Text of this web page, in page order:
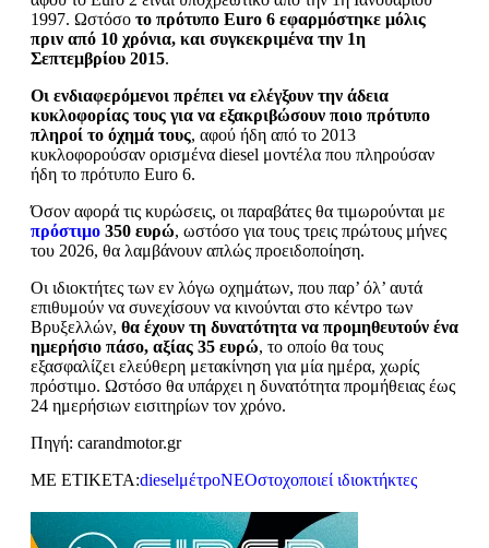
1997. Ωστόσο το πρότυπο Euro 6 εφαρμόστηκε μόλις
πριν από 10 χρόνια, και συγκεκριμένα την 1η
Σεπτεμβρίου 2015.
Οι ενδιαφερόμενοι πρέπει να ελέγξουν την άδεια
κυκλοφορίας τους για να εξακριβώσουν ποιο πρότυπο
πληροί το όχημά τους, αφού ήδη από το 2013
κυκλοφορούσαν ορισμένα diesel μοντέλα που πληρούσαν
ήδη το πρότυπο Euro 6.
Όσον αφορά τις κυρώσεις, οι παραβάτες θα τιμωρούνται με
πρόστιμο 350 ευρώ, ωστόσο για τους τρεις πρώτους μήνες
του 2026, θα λαμβάνουν απλώς προειδοποίηση.
Οι ιδιοκτήτες των εν λόγω οχημάτων, που παρ’ όλ’ αυτά
επιθυμούν να συνεχίσουν να κινούνται στο κέντρο των
Βρυξελλών, θα έχουν τη δυνατότητα να προμηθευτούν ένα
ημερήσιο πάσο, αξίας 35 ευρώ, το οποίο θα τους
εξασφαλίζει ελεύθερη μετακίνηση για μία ημέρα, χωρίς
πρόστιμο. Ωστόσο θα υπάρχει η δυνατότητα προμήθειας έως
24 ημερήσιων εισιτηρίων τον χρόνο.
Πηγή: carandmotor.gr
ΜΕ ΕΤΙΚΕΤΑ:dieselμέτροΝΕΟστοχοποιεί ιδιοκτήκτες